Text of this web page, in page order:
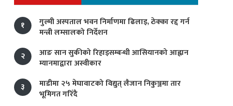
१
गुल्मी अस्पताल भवन निर्माणमा ढिलाइ, ठेक्का रद्द गर्न
मन्त्री लम्सालको निर्देशन
२
आङ सान सुकीको रिहाइसम्बन्धी आसियानको आह्वान
म्यानमाद्वारा अस्वीकार
३
माडीमा २५ मेघावाटको विद्युत् लैजान निकुञ्जमा तार
भूमिगत गरिँदै